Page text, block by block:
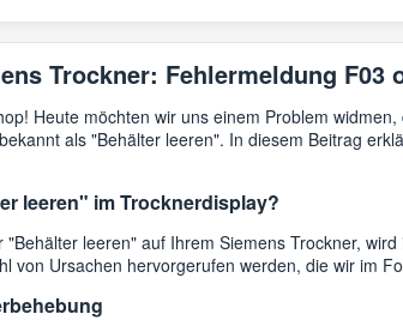
Trockner: Fehlermeldung F03
Heute möchten wir uns einem Problem
als "Behälter leeren". In diesem Beitrag
leeren" im Trocknerdisplay?
leeren" auf Ihrem Siemens Trockner,
von Ursachen hervorgerufen werden, die wir im